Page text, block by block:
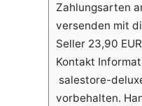
Zahlungsarten
versenden mit
Seller 23,90
Kontakt
salestore-
vorbehalten.